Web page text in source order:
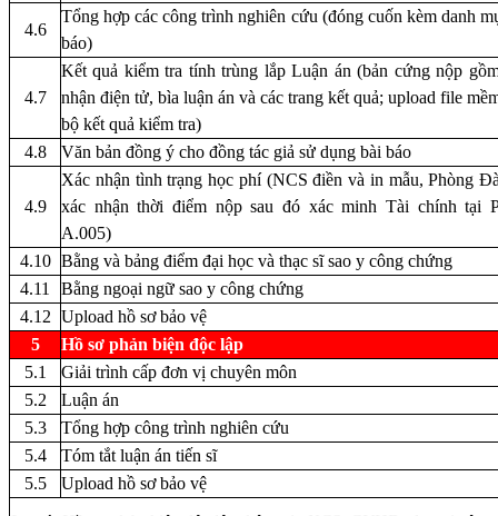
4.6
Tổng hợp các công trình nghiên cứu (đóng cuốn kèm danh
báo)
4.7
Kết quả kiểm tra tính trùng lắp Luận án (bản cứng nộp
nhận điện tử, bìa luận án và các trang kết quả; upload file
bộ kết quả kiểm tra)
4.8
Văn bản đồng ý cho đồng tác giả sử dụng bài báo
4.9
Xác nhận tình trạng học phí (NCS điền và in mẫu, Phòng
xác nhận thời điểm nộp sau đó xác minh Tài chính tại
A.005)
4.10 Bằng và bảng điểm đại học và thạc sĩ sao y công chứng
4.11
Bằng ngoại ngữ sao y công chứng
4.12 Upload hồ sơ bảo vệ
5
Hồ sơ phản biện độc lập
5.1
Giải trình cấp đơn vị chuyên môn
5.2
Luận án
5.3
Tổng hợp công trình nghiên cứu
5.4
Tóm tắt luận án tiến sĩ
5.5
Upload hồ sơ bảo vệ